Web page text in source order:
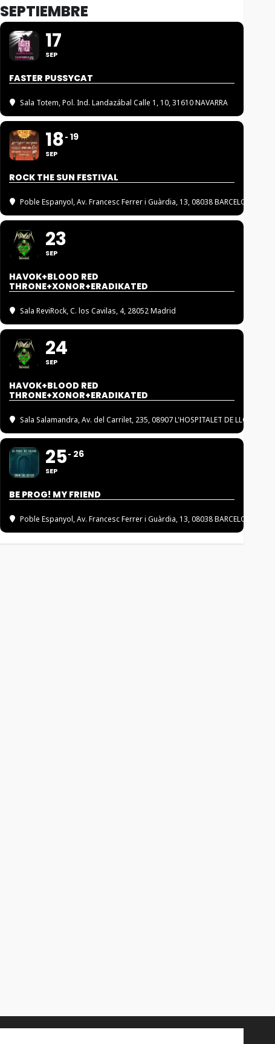
SEPTIEMBRE
17
SEP
FASTER PUSSYCAT
Sala Totem, Pol. Ind. Landazábal Calle 1, 10, 31610 NAVARRA
18
SEP
19
ROCK THE SUN FESTIVAL
Poble Espanyol, Av. Francesc Ferrer i Guàrdia, 13, 08038 BARCELONA
23
SEP
HAVOK+BLOOD RED
THRONE+XONOR+ERADIKATED
Sala ReviRock, C. los Cavilas, 4, 28052 Madrid
24
SEP
HAVOK+BLOOD RED
THRONE+XONOR+ERADIKATED
Sala Salamandra, Av. del Carrilet, 235, 08907 L'HOSPITALET DE LLOBREGAT
25
SEP
26
BE PROG! MY FRIEND
Poble Espanyol, Av. Francesc Ferrer i Guàrdia, 13, 08038 BARCELONA